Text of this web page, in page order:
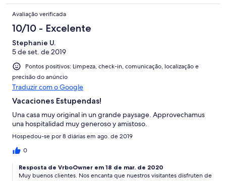
Avaliação verificada
10/10 - Excelente
Stephanie U.
5 de set. de 2019
Pontos positivos: Limpeza, check-in, comunicação, localização e
precisão do anúncio
Traduzir com o Google
Vacaciones Estupendas!
Una casa muy original in un grande paysage. Approvechamus
una hospitalidad muy generoso y amistoso.
Hospedou-se por 8 diárias em ago. de 2019
0
Resposta de VrboOwner em 18 de mar. de 2020
Muy buenos clientes. Nos encanta que nuestros visitantes disfruten de